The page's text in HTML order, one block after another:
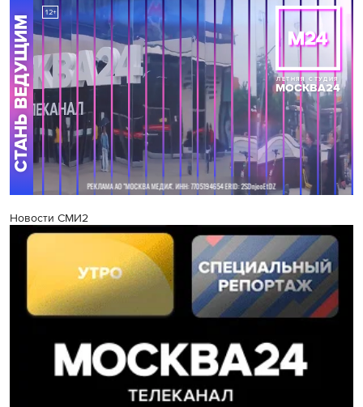
Новости СМИ2